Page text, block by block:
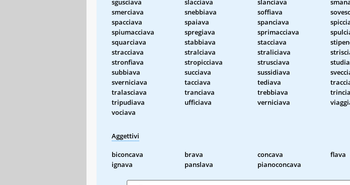
smerciava
snebbiava soffiava
spacciava
spaiava spanciava
spiumacciava
spregiava sprimacciava
squarciava
stabbiava stacciava
stracciava
stralciava straliciava
stronfiava
stropicciava strusciava
subbiava
succiava sussidiava
sverniciava
tacciava tediava
tralasciava
tranciava trebbiava
tripudiava
ufficiava verniciava
vociava
Aggettivi
biconcava brava concava
flava
ignava
panslava pianoconcava